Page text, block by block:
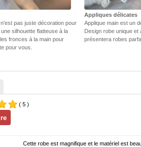
pas juste décoration pour
silhouette flatteuse à la
fronces à la main pour
pour vous.
Appliques délicates
Applique main est un
Design robe unique et
présentera robes
( 5 )
Cette robe est magnifique et le matériel est